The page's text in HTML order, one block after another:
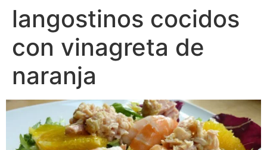
langostinos cocidos
con vinagreta de
naranja